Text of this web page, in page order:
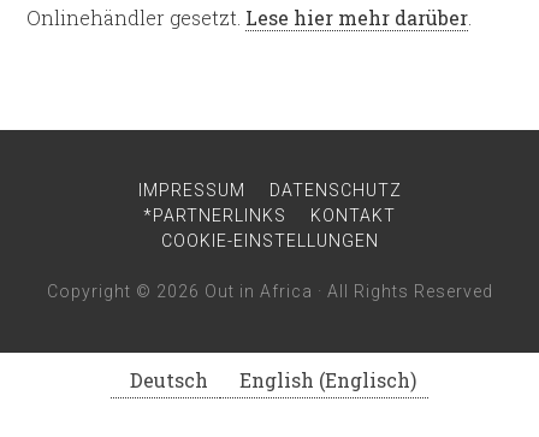
Onlinehändler gesetzt. Lese hier mehr darüber
IMPRESSUM
DATENSCHUTZ
*PARTNERLINKS
KONTAKT
COOKIE-EINSTELLUNGEN
Copyright © 2026 Out in Africa · All Rights Reserved
Deutsch English (Englisch)